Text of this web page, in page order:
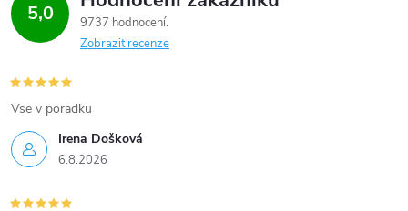
5,0
9737 hodnocení
Zobrazit recenze
Irena Došková
6.8.2026
Vse v poradku